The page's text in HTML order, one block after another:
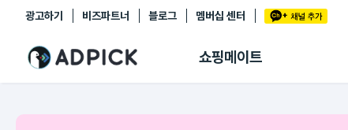
광고하기 비즈파트너 블로그 멤버십 센터
쇼핑메이트
추천상품
쇼핑 에이전트
링크관리